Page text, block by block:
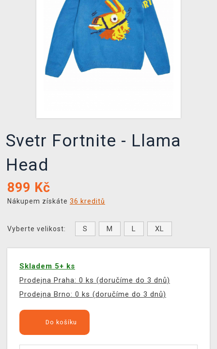
XZONE KLUB
TCG & BOARDGAME HUB
VÝKUP HER (BAZAR)
Svetr Fortnite - Llama
Head
899 Kč
Nákupem získáte 36 kreditů
Vyberte velikost: S M L XL
Skladem 5+ ks
Prodejna Praha: 0 ks (doručíme do 3 dnů)
Prodejna Brno: 0 ks (doručíme do 3 dnů)
Do košíku